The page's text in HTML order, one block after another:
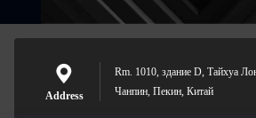
Address
Rm. 1010, здание D, Тайхуа
Чанпин, Пекин, Китай